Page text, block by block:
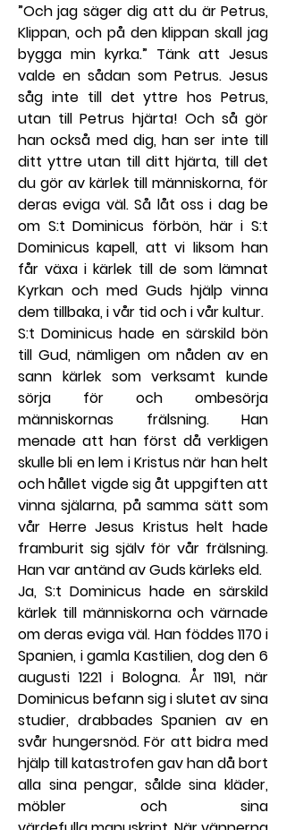
”Och jag säger dig att du är Petrus,
Klippan, och på den klippan skall jag
bygga min kyrka.” Tänk att Jesus
valde en sådan som Petrus. Jesus
såg inte till det yttre hos Petrus,
utan till Petrus hjärta! Och så gör
han också med dig, han ser inte till
ditt yttre utan till ditt hjärta, till det
du gör av kärlek till människorna, för
deras eviga väl. Så låt oss i dag be
om S:t Dominicus förbön, här i S:t
Dominicus kapell, att vi liksom han
får växa i kärlek till de som lämnat
Kyrkan och med Guds hjälp vinna
dem tillbaka, i vår tid och i vår kultur.
S:t Dominicus hade en särskild bön
till Gud, nämligen om nåden av en
sann kärlek som verksamt kunde
sörja för och ombesörja
människornas frälsning. Han
menade att han först då verkligen
skulle bli en lem i Kristus när han helt
och hållet vigde sig åt uppgiften att
vinna själarna, på samma sätt som
vår Herre Jesus Kristus helt hade
framburit sig själv för vår frälsning.
Han var antänd av Guds kärleks eld.
Ja, S:t Dominicus hade en särskild
kärlek till människorna och värnade
om deras eviga väl. Han föddes 1170 i
Spanien, i gamla Kastilien, dog den 6
augusti 1221 i Bologna. År 1191, när
Dominicus befann sig i slutet av sina
studier, drabbades Spanien av en
svår hungersnöd. För att bidra med
hjälp till katastrofen gav han då bort
alla sina pengar, sålde sina kläder,
möbler och sina